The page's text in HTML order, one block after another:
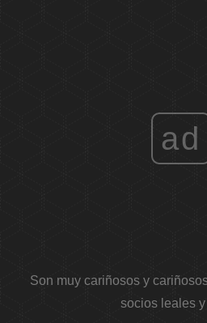
ad
Son muy cariñosos y
socios leales